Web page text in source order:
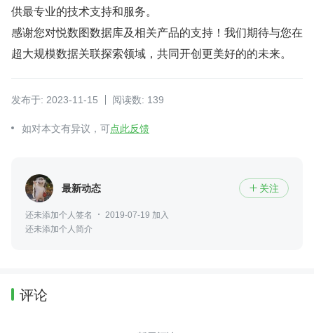
供最专业的技术支持和服务。
感谢您对悦数图数据库及相关产品的支持！我们期待与您在
超大规模数据关联探索领域，共同开创更美好的的未来。
发布于: 2023-11-15 阅读数: 139
如对本文有异议，可点此反馈
最新动态  关注
还未添加个人签名
2019-07-19 加入
还未添加个人简介
评论